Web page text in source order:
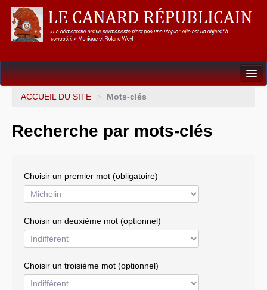
Dossiers
Gouvernance mondiale & mondialisation
Résistances
Systèmes & société sous contrôle
ACCUEIL DU SITE > Mots-clés
Recherche par mots-clés
Choisir un premier mot (obligatoire)
Choisir un deuxième mot (optionnel)
Choisir un troisième mot (optionnel)